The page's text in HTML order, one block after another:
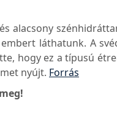
alacsony
láthatunk. A
hogy ez a típusú
nyújt. Forrás